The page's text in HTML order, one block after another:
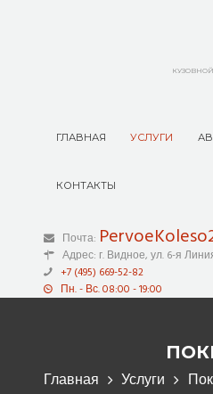
ГЛАВНАЯ УСЛУГИ
КОНТАКТЫ
Почта:
Адрес: г. Видное, ул. 6-я
+7 (495) 669-52-82
Пн. - Вс. 08:00 - 19:00
Главная Услуги